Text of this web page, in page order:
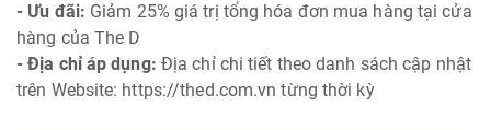
- Ưu đãi: Giảm 25% giá trị tổng hóa đơn mua hàng tại cửa
hàng của The D
- Địa chỉ áp dụng: Địa chỉ chi tiết theo danh sách cập nhật
trên Website: https://thed.com.vn từng thời kỳ